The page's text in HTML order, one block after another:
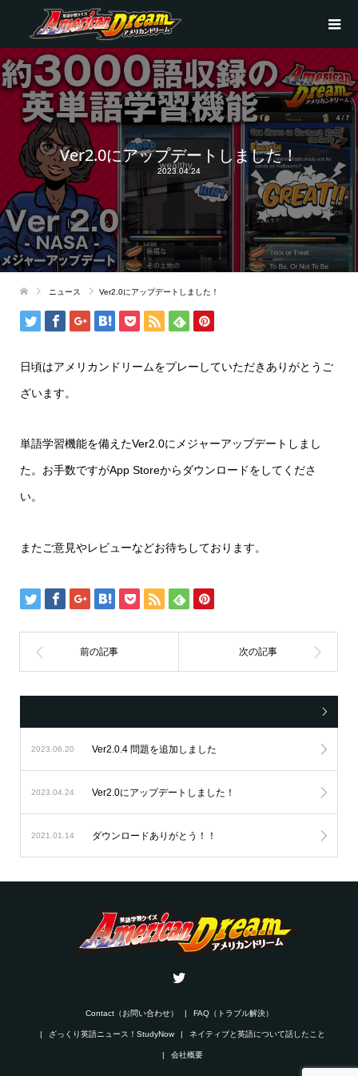
Ver2.0にアップデートしました！
2023.04.24
ニュース Ver2.0にアップデートしました！
日頃はアメリカンドリームをプレーしていただきありがとうご
ざいます。
単語学習機能を備えたVer2.0にメジャーアップデートしまし
た。お手数ですがApp Storeからダウンロードをしてくださ
い。
またご意見やレビューなどお待ちしております。
2023.06.20 Ver2.0.4 問題を追加しました
2023.04.24 Ver2.0にアップデートしました！
2021.01.14 ダウンロードありがとう！！
Contact（お問い合わせ） FAQ（トラブル解決）
ざっくり英語ニュース！StudyNow ネイティブと英語について話したこと
会社概要